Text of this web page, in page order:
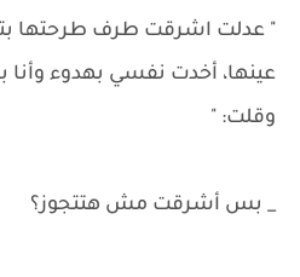
" عدلت اشرقت طرف طرحتها
عينها، أخدت نفسي بهدوء وأنا
وقلت: "
_ بس أشرقت مش هتتجوز؟